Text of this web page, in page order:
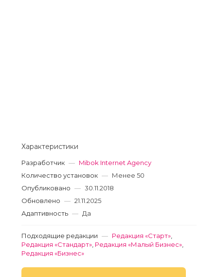
Характеристики
Разработчик — Mibok Internet Agency
Количество установок — Менее 50
Опубликовано — 30.11.2018
Обновлено — 21.11.2025
Адаптивность — Да
Подходящие редакции — Редакция «Старт»
Редакция «Стандарт» Редакция «Малый Бизнес»
Редакция «Бизнес»